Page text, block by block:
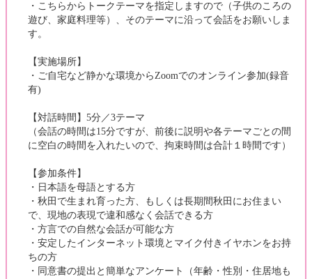
・こちらからトークテーマを指定しますので（子供のころの
遊び、家庭料理等）、そのテーマに沿って会話をお願いしま
す。
【実施場所】
・ご自宅など静かな環境からZoomでのオンライン参加(録音
有)
【対話時間】5分／3テーマ
（会話の時間は15分ですが、前後に説明や各テーマごとの間
に空白の時間を入れたいので、拘束時間は合計１時間です）
【参加条件】
・日本語を母語とする方
・秋田で生まれ育った方、もしくは長期間秋田にお住まい
で、現地の表現で違和感なく会話できる方
・方言での自然な会話が可能な方
・安定したインターネット環境とマイク付きイヤホンをお持
ちの方
・同意書の提出と簡単なアンケート（年齢・性別・住居地も